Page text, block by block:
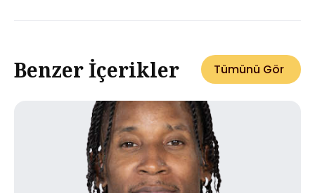
Benzer İçerikler Tümünü Gör